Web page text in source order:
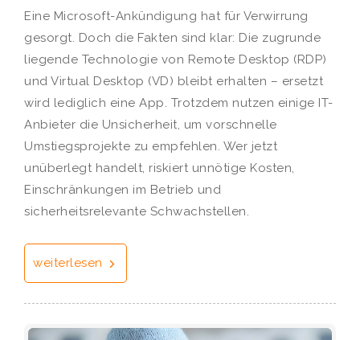
Eine Microsoft-Ankündigung hat für Verwirrung
gesorgt. Doch die Fakten sind klar: Die zugrunde
liegende Technologie von Remote Desktop (RDP)
und Virtual Desktop (VD) bleibt erhalten – ersetzt
wird lediglich eine App. Trotzdem nutzen einige IT-
Anbieter die Unsicherheit, um vorschnelle
Umstiegsprojekte zu empfehlen. Wer jetzt
unüberlegt handelt, riskiert unnötige Kosten,
Einschränkungen im Betrieb und
sicherheitsrelevante Schwachstellen.
weiterlesen